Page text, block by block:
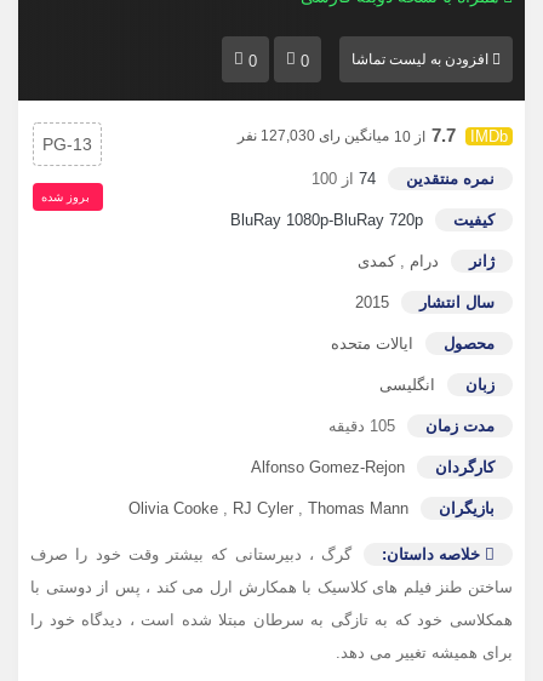
افزودن به لیست تماشا 0
0
7.7 از 10 میانگین رای 127,030 نفر
نمره منتقدین 74 از 100
کیفیت BluRay 1080p-BluRay 720p
ژانر درام ,کمدی
سال انتشار 2015
محصول ایالات متحده
زبان انگلیسی
مدت زمان 105 دقیقه
کارگردان Alfonso Gomez-Rejon
بازیگران Olivia Cooke , RJ Cyler , Thomas Mann
خلاصه داستان:
گرگ ، دبیرستانی که بیشتر وقت خود را صرف
ساختن طنز فیلم های کلاسیک با همکارش ارل می کند ، پس از دوستی با
همکلاسی خود که به تازگی به سرطان مبتلا شده است ، دیدگاه خود را
برای همیشه تغییر می دهد.
PG-13
بروز‌ شده